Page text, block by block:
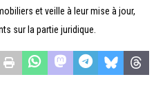
et veille à leur mise à jour,
sur la partie juridique.